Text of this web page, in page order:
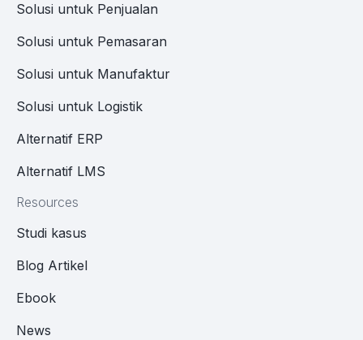
Solusi untuk Penjualan
Solusi untuk Pemasaran
Solusi untuk Manufaktur
Solusi untuk Logistik
Alternatif ERP
Alternatif LMS
Resources
Studi kasus
Blog Artikel
Ebook
News